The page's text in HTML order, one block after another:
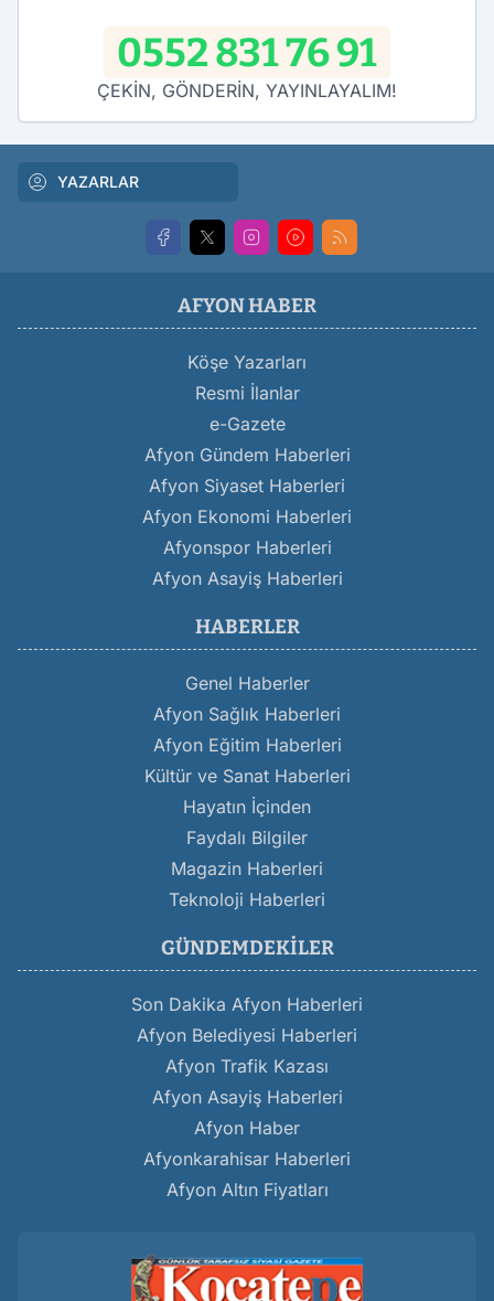
0552 831 76 91
ÇEKİN, GÖNDERİN, YAYINLAYALIM!
YAZARLAR
AFYON HABER
Köşe Yazarları
Resmi İlanlar
e-Gazete
Afyon Gündem Haberleri
Afyon Siyaset Haberleri
Afyon Ekonomi Haberleri
Afyonspor Haberleri
Afyon Asayiş Haberleri
HABERLER
Genel Haberler
Afyon Sağlık Haberleri
Afyon Eğitim Haberleri
Kültür ve Sanat Haberleri
Hayatın İçinden
Faydalı Bilgiler
Magazin Haberleri
Teknoloji Haberleri
GÜNDEMDEKILER
Son Dakika Afyon Haberleri
Afyon Belediyesi Haberleri
Afyon Trafik Kazası
Afyon Asayiş Haberleri
Afyon Haber
Afyonkarahisar Haberleri
Afyon Altın Fiyatları